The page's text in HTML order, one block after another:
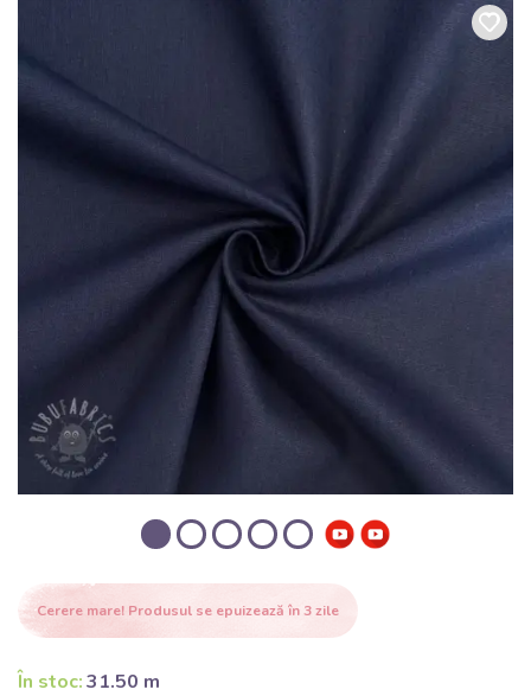
Cerere mare! Produsul se epuizează în 3 zile
În stoc:31.50 m